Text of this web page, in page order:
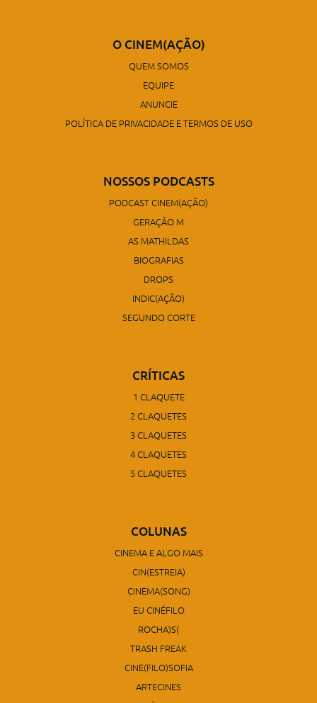
O CINEM(AÇÃO)
QUEM SOMOS
EQUIPE
ANUNCIE
POLÍTICA DE PRIVACIDADE E TERMOS DE USO
NOSSOS PODCASTS
PODCAST CINEM(AÇÃO)
GERAÇÃO M
AS MATHILDAS
BIOGRAFIAS
DROPS
INDIC(AÇÃO)
SEGUNDO CORTE
CRÍTICAS
1 CLAQUETE
2 CLAQUETES
3 CLAQUETES
4 CLAQUETES
5 CLAQUETES
COLUNAS
CINEMA E ALGO MAIS
CIN(ESTREIA)
CINEMA(SONG)
EU CINÉFILO
ROCHA)S(
TRASH FREAK
CINE(FILO)SOFIA
ARTECINES